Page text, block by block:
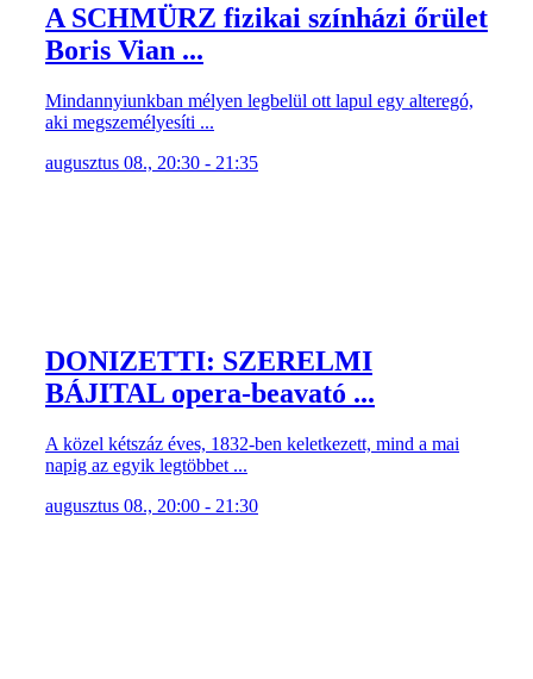
A SCHMÜRZ fizikai színházi őrület
Boris Vian ...
Mindannyiunkban mélyen legbelül ott lapul egy alteregó,
aki megszemélyesíti ...
augusztus 08., 20:30 - 21:35
DONIZETTI: SZERELMI
BÁJITAL opera-beavató ...
A közel kétszáz éves, 1832-ben keletkezett, mind a mai
napig az egyik legtöbbet ...
augusztus 08., 20:00 - 21:30